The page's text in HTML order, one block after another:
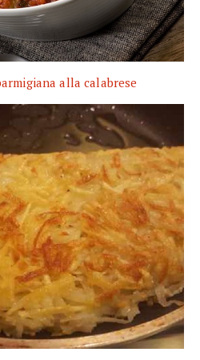
alla calabrese